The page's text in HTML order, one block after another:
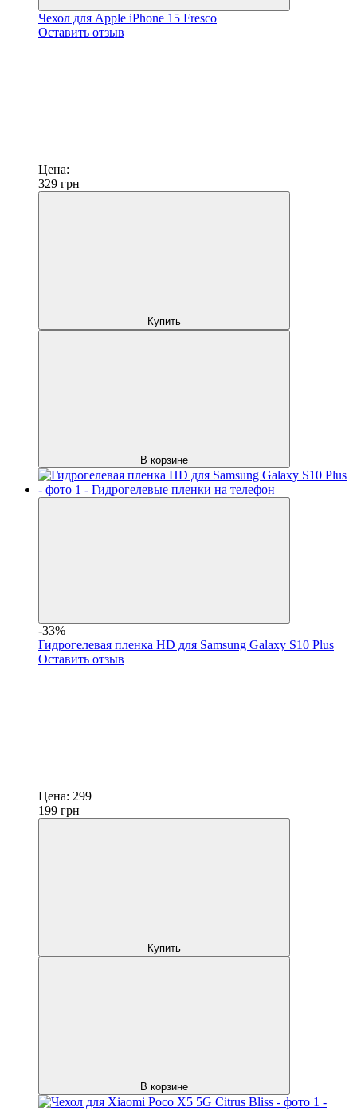
Чехол для Apple iPhone 15 Fresco
Оставить отзыв
Цена:
329 грн
Купить
В корзине
-33%
Гидрогелевая пленка HD для Samsung Galaxy S10 Plus
Оставить отзыв
Цена: 299
199 грн
Купить
В корзине